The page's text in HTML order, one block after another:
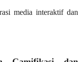
media interaktif dan